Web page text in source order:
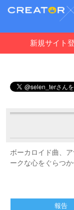
新規サイト
ボーカロイド曲、
ークな心をぐらつ
報告